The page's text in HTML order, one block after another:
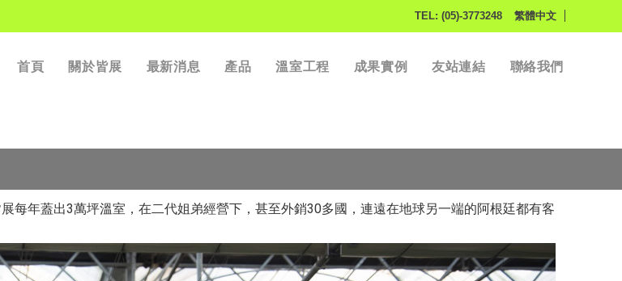
TEL: (05)-3773248 繁體中文
首頁 關於皆展 最新消息 產品 溫室工程 成果實例 友站連結 聯絡我們
每年蓋出3萬坪溫室，在二代姐弟經營下，甚至外銷30多國，連遠在地球另一端的阿根廷都有客